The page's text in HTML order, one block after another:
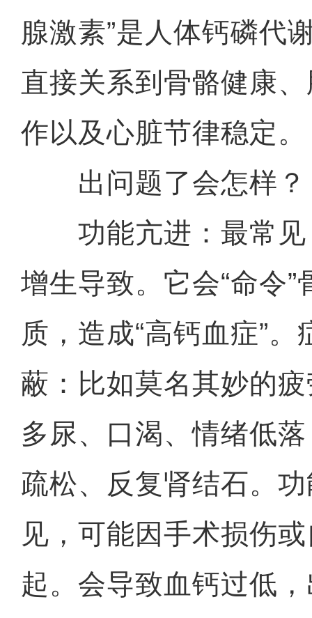
腺激素”是人体钙磷代
直接关系到骨骼健康
作以及心脏节律稳定。
出问题了会怎样？
功能亢进：最常见
增生导致。它会“命令
质，造成“高钙血症”
蔽：比如莫名其妙的
多尿、口渴、情绪低
疏松、反复肾结石。
见，可能因手术损伤
起。会导致血钙过低